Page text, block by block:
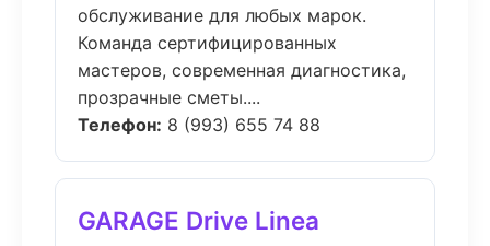
обслуживание для любых марок.
Команда сертифицированных
мастеров, современная диагностика,
прозрачные сметы....
Телефон: 8 (993) 655 74 88
GARAGE Drive Linea